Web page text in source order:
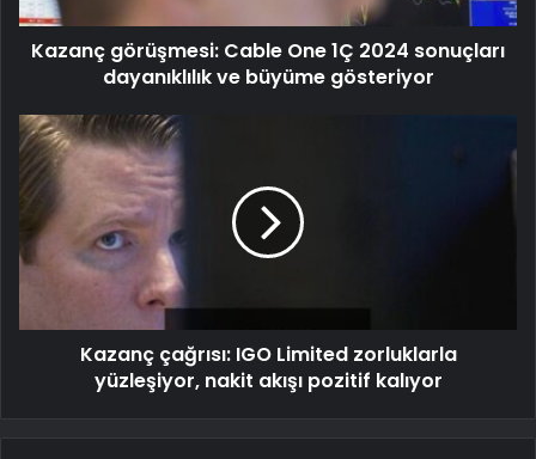
Kazanç görüşmesi: Cable One 1Ç 2024 sonuçları
dayanıklılık ve büyüme gösteriyor
Kazanç çağrısı: IGO Limited zorluklarla
yüzleşiyor, nakit akışı pozitif kalıyor